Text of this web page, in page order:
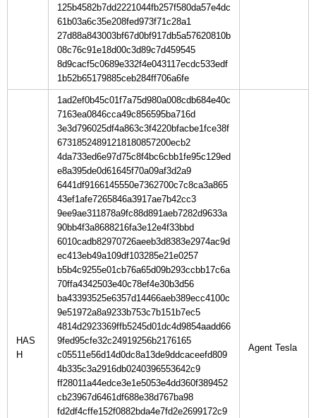
125b4582b7dd2221044fb257f580da57e4dc
61b03a6c35e208fed973f71c28a1
27d88a843003bf67d0bf917db5a57620810b
08c76c91e18d00c3d89c7d459545
8d9cacf5c0689e332f4e043117ecdc533edf
1b52b65179885ceb284ff706a6fe
HAS
H
1ad2ef0b45c01f7a75d980a008cdb684e40c
7163ea0846cca49c856595ba716d
3e3d796025df4a863c3f4220bfacbe1fce38f
67318524891218180857200ecb2
4da733ed6e97d75c8f4bc6cbb1fe95c129ed
e8a395de0d61645f70a09af3d2a9
6441df9166145550e7362700c7c8ca3a865
43ef1afe7265846a3917ae7b42cc3
9ee9ae311878a9fc88d891aeb7282d9633a
90bb4f3a8688216fa3e12e4f33bbd
6010cadb82970726aeeb3d8383e2974ac9d
ec413eb49a109df103285e21e0257
b5b4c9255e01cb76a65d09b293ccbb17c6a
70ffa4342503e40c78ef4e30b3d56
ba43393525e6357d14466aeb389ecc4100c
9e51972a8a9233b753c7b151b7ec5
4814d2923369ffb5245d01dc4d9854aadd66
9fed95cfe32c24919256b2176165
c05511e56d14d0dc8a13de9ddcaceefd809
4b335c3a2916db0240396553642c9
ff28011a44edce3e1e5053e4dd360f389452
cb23967d6461df688e38d767ba98
fd2df4cffe152f0882bda4e7fd2e2699172c9